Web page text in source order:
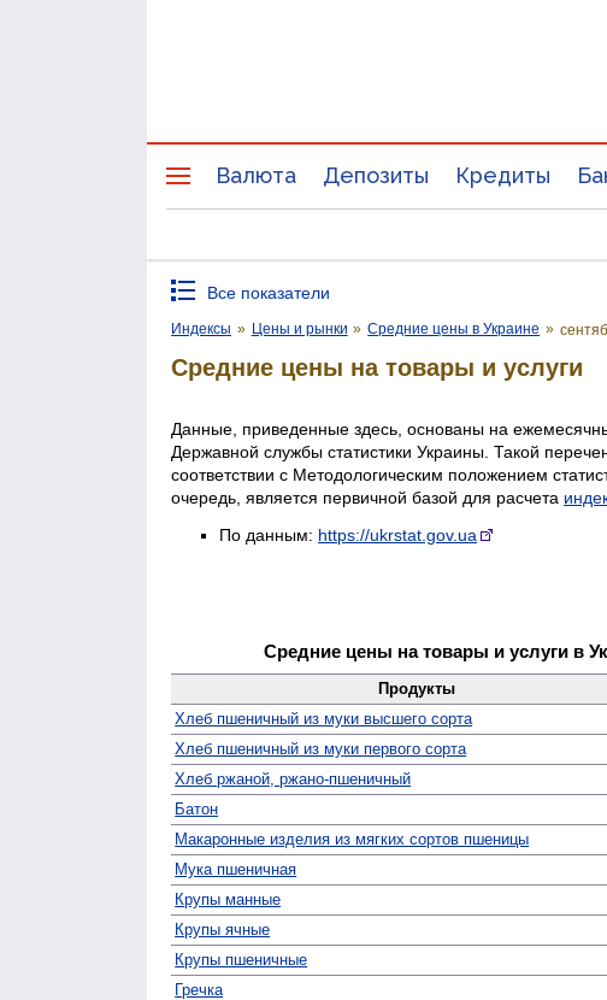
Валюта Депозиты Кредиты
Все показатели
Индексы » Цены и рынки » Средние цены в Украине »
Средние цены на товары и услуги
Данные, приведенные здесь, основаны на
Державной службы статистики Украины. Такой
соответствии с Методологическим положением
очередь, является первичной базой для расчета
По данным: https://ukrstat.gov.ua
Средние цены на товары и услуги в
Продукты
Хлеб пшеничный из муки высшего сорта
Хлеб пшеничный из муки первого сорта
Хлеб ржаной, ржано-пшеничный
Батон
Макаронные изделия из мягких сортов пшеницы
Мука пшеничная
Крупы манные
Крупы ячные
Крупы пшеничные
Гречка